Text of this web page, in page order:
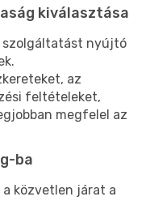
kiválasztása
szolgáltatást nyújtó
az
feltételeket,
megfelel az
ba
közvetlen járat a